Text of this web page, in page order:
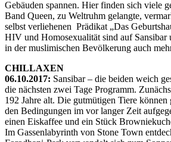
Gebäuden spannen. Hier finden sich viele
Band Queen, zu Weltruhm gelangte,
selbst verliehenen Prädikat „Das
HIV und Homosexualität sind auf Sansibar
in der muslimischen Bevölkerung auch
CHILLAXEN
06.10.2017: Sansibar – die beiden weich
die nächsten zwei Tage Programm.
192 Jahre alt. Die gutmütigen Tiere
den Bedingungen im vor langer Zeit
einen Eiskaffee und ein Stück
Im Gassenlabyrinth von Stone Town